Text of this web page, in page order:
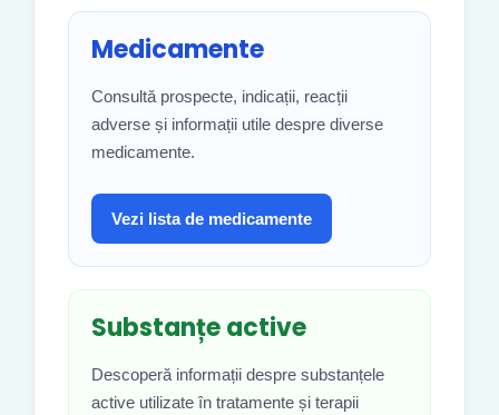
Medicamente
Consultă prospecte, indicații, reacții
adverse și informații utile despre diverse
medicamente.
Vezi lista de medicamente
Substanțe active
Descoperă informații despre substanțele
active utilizate în tratamente și terapii